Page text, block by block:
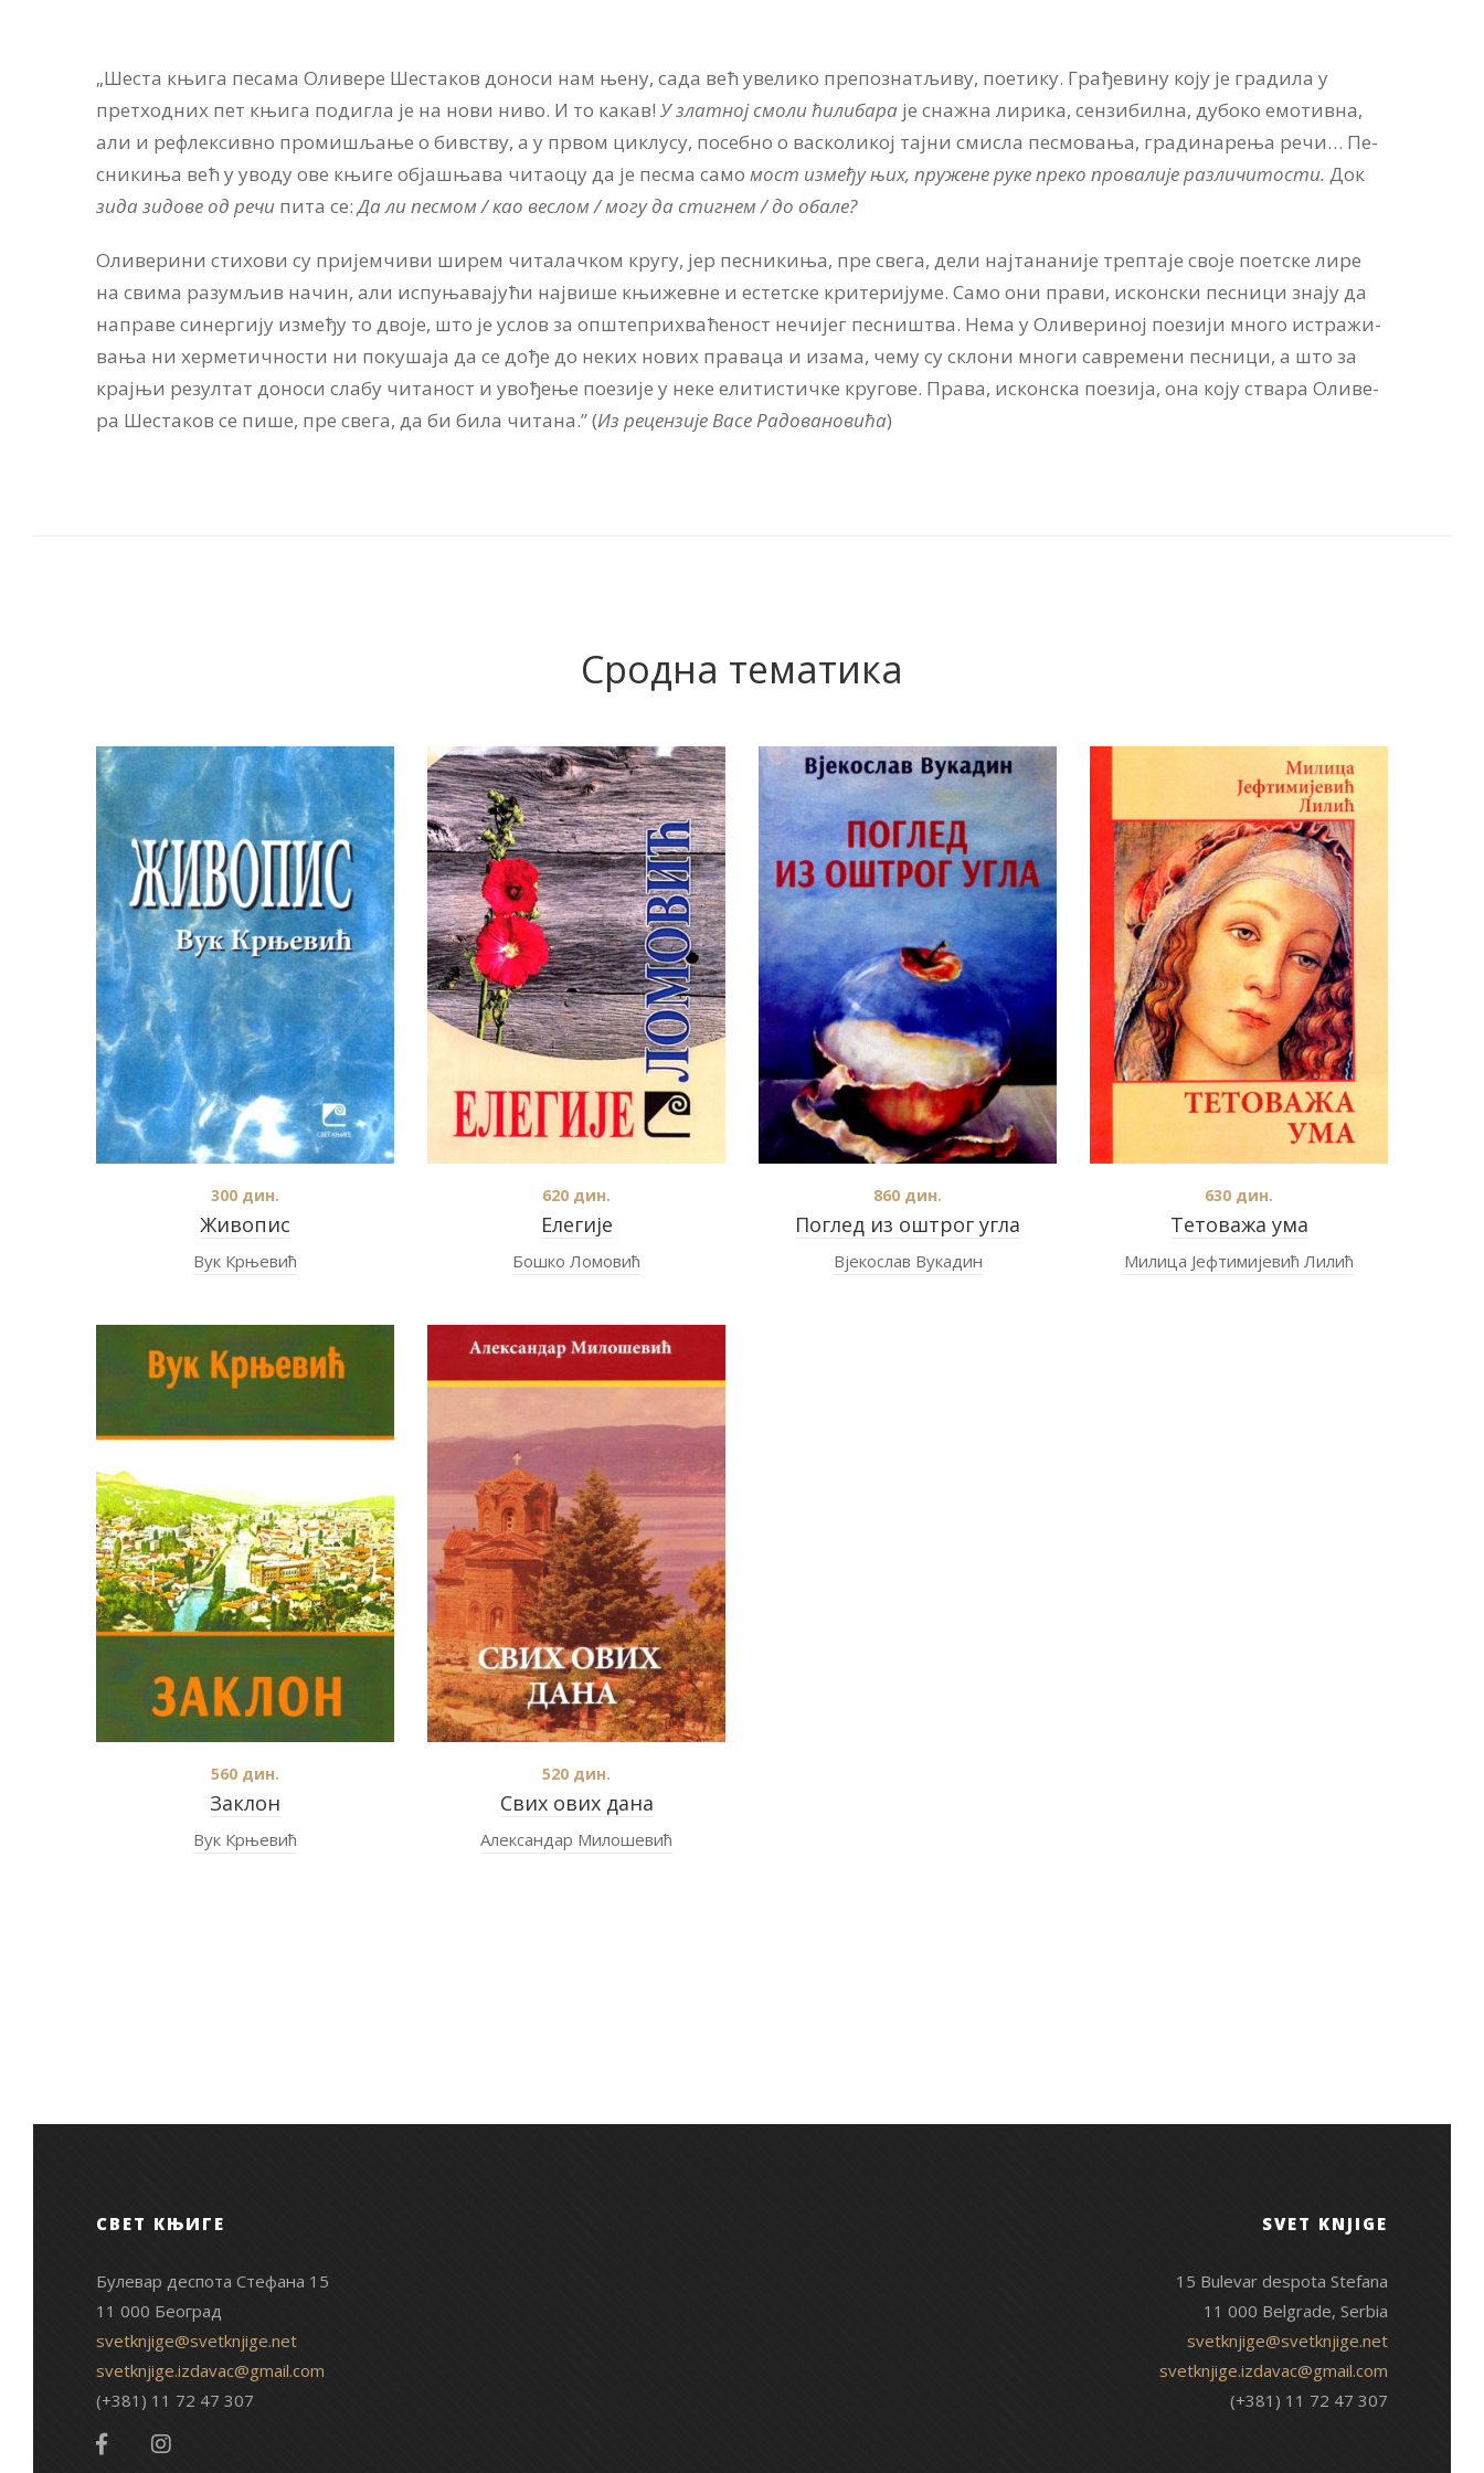
„Ше­ста књи­га пе­са­ма Оли­ве­ре Ше­ста­ков до­но­си нам ње­ну, са­да већ уве­ли­ко пре­по­знатљи­ву, по­е­ти­ку. Гра­ђе­ви­ну ко­ју је гра­ди­ла у
претход­них пет књи­га по­ди­гла је на но­ви ни­во. И то ка­кав! У злат­ној смо­ли ћи­ли­ба­ра је сна­жна лири­ка, сен­зи­бил­на, ду­бо­ко­ е­мо­тив­на,
али и ре­флексив­но про­ми­шља­ње о бив­ству, а у пр­вом ци­клу­су, по­себ­но о вас­ко­ли­кој тај­ни сми­сла пе­смо­ва­ња, гра­ди­на­ре­ња ре­чи… Пе­
сни­ки­ња већ у уво­ду ове књи­ге об­ја­шња­ва чи­та­о­цу да је пе­сма са­мо мост из­ме­ђуњих, пру­же­не ру­ке пре­ко про­ва­ли­је раз­личи­то­сти. Док
зи­да зи­до­ве од ре­чи пи­та се:Да ли пе­смом / као ве­слом / мо­гу да стиг­нем / до оба­ле?
Оли­ве­ри­ни сти­хо­ви су при­јем­чи­ви ши­рем чи­та­лач­ком кру­гу, јер пе­сни­ки­ња, пре све­га, де­ли нај­та­на­ни­је треп­та­је сво­је по­ет­ске ли­ре
на сви­ма ра­зу­мљив на­чин, али ис­пу­ња­ва­ју­ћи нај­ви­ше књижев­не и естет­ске кри­те­ри­ју­ме. Са­мо они пра­ви, искон­ски пе­сни­ци зна­ју да
на­пра­ве си­нер­ги­ју из­ме­ђу то дво­је, што је услов за оп­ште­при­хваће­ност не­чи­јег пе­сни­штва. Не­ма у Оли­ве­ри­ној по­е­зи­ји мно­го ис­тра­жи­
ва­ња ни хер­ме­тич­но­сти ни по­ку­ша­ја да се до­ђе до не­ких но­вих пра­ва­ца и иза­ма, че­му су скло­ни мно­ги са­вре­ме­ни пе­сни­ци, а што за
крај­њи ре­зул­тат до­но­си сла­бу чи­та­ност и уво­ђе­ње по­е­зи­је у не­ке ели­ти­стич­ке кру­го­ве. Пра­ва, искон­ска по­е­зи­ја, она ко­ју ства­ра Оли­ве­
ра Ше­ста­ков се пи­ше, пре све­га, да би би­ла чи­та­на.” (Из рецензије Васе Радовановића)
Сродна тематика
Живопис
300 дин.
Вук Крњевић
Елегије
620 дин.
Бошко Ломовић
Поглед из оштрог угла
860 дин.
Вјекослав Вукадин
Тетоважа ума
630 дин.
Милица Јефтимијевић Лилић
Заклон
560 дин.
Вук Крњевић
Свих ових дана
520 дин.
Александар Милошевић
СВЕТ КЊИГЕ
Булевар деспота Стефана 15
11 000 Београд
svetknjige@svetknjige.net
svetknjige.izdavac@gmail.com
(+381) 11 72 47 307
SVET KNJIGE
15 Bulevar despota Stefana
11 000 Belgrade, Serbia
svetknjige@svetknjige.net
svetknjige.izdavac@gmail.com
(+381) 11 72 47 307